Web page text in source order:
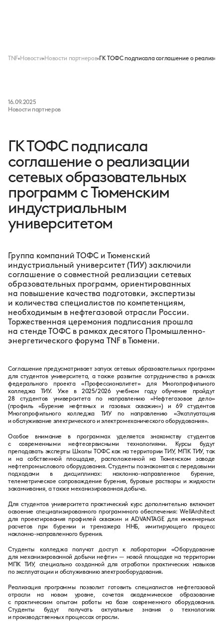
TNF Новости Новости партнеров ГК ТОФС подписала соглашение о
16.09.2025
Новости партнеров
ГК ТОФС подписала
соглашение о реализации
сетевых образовательных
программ с Тюменским
индустриальным
университетом
Группа компаний ТОФС и Тюменский
индустриальный университет (ТИУ) заключили
соглашение о совместной реализации сетевых
образовательных программ, ориентированных
на повышение качества подготовки, экспертизы
и количества специалистов по компетенциям,
необходимым в нефтегазовой отрасли России.
Торжественная церемония подписания прошла
на стенде ТОФС в рамках десятого Промышленно-
энергетического форума TNF в Тюмени.
Соглашение предусматривает запуск сетевых образовательных программ
для студентов университета, а также развитие сотрудничества в рамках
федерального проекта «Профессионалитет» для Многопрофильного
колледжа ТИУ. Уже в 2025/2026 учебном году обучение пройдут
28 студентов университета по направлению «Нефтегазовое дело»
(профиль «Бурение нефтяных и газовых скважин») и 69 студентов
Многопрофильного колледжа ТИУ по направлению «Эксплуатация
и обслуживание электрического и электромеханического оборудования».
Особое внимание в программах уделяется знакомству студентов
с современными нефтесервисными технологиями. Курсы будут
преподавать эксперты Школы ТОФС как на территории ТИУ, МПК ТИУ, так
и на собственной площадке, расположенной на Тюменском заводе
нефтепромыслового оборудования. Студенты познакомятся с передовыми
подходами в дисциплинах: наклонно-направленное бурение,
телеметрическое сопровождение бурения, буровые растворы и жидкости
заканчивания, а также механизированная добыча.
Для студентов университета практический курс дополнительно включает
освоение специализированного программного обеспечения: WellArchitect
для проектирования профилей скважин и ADVANTAGE для инженерных
расчетов при бурении и тренажера ННБ, имитирующего процесс
наклонно-направленного бурения.
Студенты колледжа получат доступ к лаборатории «Оборудование
для механизированной добычи нефти» — новой площадке на территории
МПК ТИУ, специально созданной для отработки практических навыков
по эксплуатации и обслуживанию электрооборудования.
Реализация программы позволит готовить специалистов нефтегазовой
отрасли на новом уровне, сочетая академическое образование
с практическим опытом работы на базе современного оборудования.
Студенты будут получать актуальные знания о технологиях
и производственных процессах отрасли.